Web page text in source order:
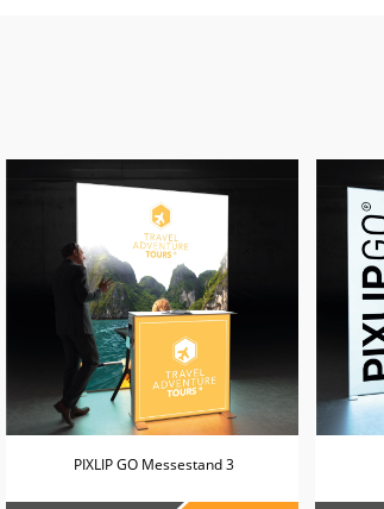
PIXLIP GO Messestand 3